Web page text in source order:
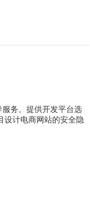
务。提供开发平台选
设计电商网站的安全隐